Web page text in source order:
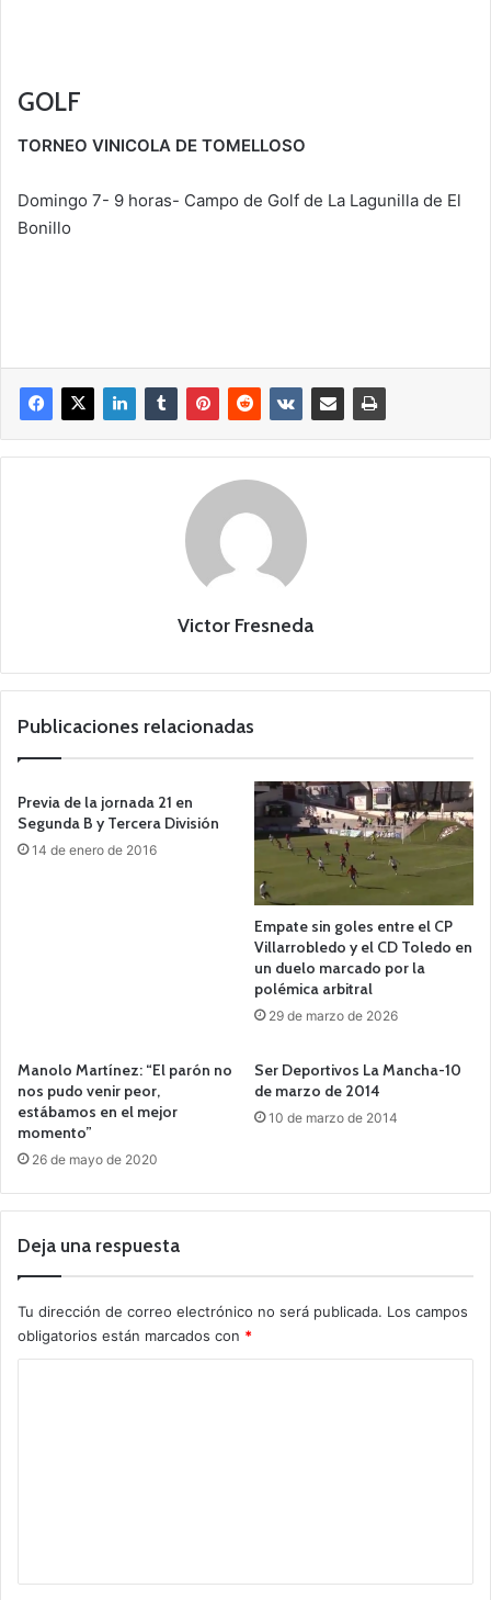
GOLF
TORNEO VINICOLA DE TOMELLOSO
Domingo 7- 9 horas- Campo de Golf de La Lagunilla de El
Bonillo
Victor Fresneda
Publicaciones relacionadas
Previa de la jornada 21 en
Segunda B y Tercera División
14 de enero de 2016
Empate sin goles entre el CP
Villarrobledo y el CD Toledo en
un duelo marcado por la
polémica arbitral
29 de marzo de 2026
Manolo Martínez: “El parón no
nos pudo venir peor,
estábamos en el mejor
momento”
26 de mayo de 2020
Ser Deportivos La Mancha-10
de marzo de 2014
10 de marzo de 2014
Deja una respuesta
Tu dirección de correo electrónico no será publicada. Los campos
obligatorios están marcados con *